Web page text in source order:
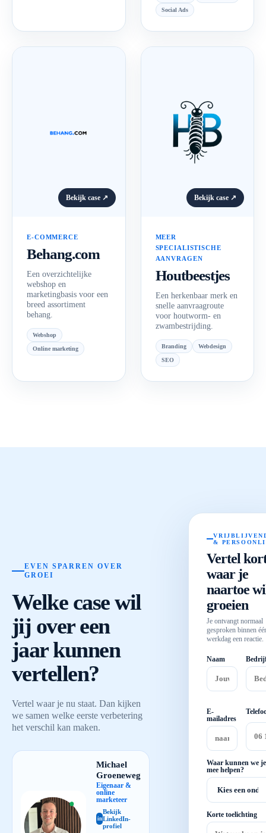
Social Ads
Bekijk case ↗
E-COMMERCE
Behang.com
Een overzichtelijke
webshop en
marketingbasis voor een
breed assortiment
behang.
Webshop
Online marketing
Bekijk case ↗
MEER
SPECIALISTISCHE
AANVRAGEN
Houtbeestjes
Een herkenbaar merk en
snelle aanvraagroute
voor houtworm- en
zwambestrijding.
Branding Webdesign
SEO
EVEN SPARREN OVER
GROEI
Welke case wil
jij over een
jaar kunnen
vertellen?
Vertel waar je nu staat. Dan kijken
we samen welke eerste verbetering
het verschil kan maken.
Michael
Groeneweg
Eigenaar &
online
marketeer
in
Bekijk
LinkedIn-
profiel
&
Vertel
waar je
naartoe
groeien
Je ontvangt normaal
gesproken binnen
werkdag een reactie.
Naam
E-
mailadres
Waar kunnen we je
mee helpen?
Korte toelichting